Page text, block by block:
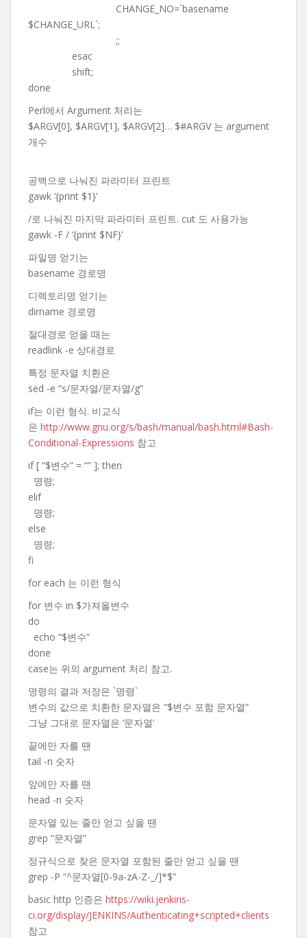
CHANGE_NO=`basename
$CHANGE_URL`;
;;
esac
shift;
done
Perl에서 Argument 처리는
$ARGV[0], $ARGV[1], $ARGV[2]… $#ARGV 는 argument
개수
공백으로 나눠진 파라미터 프린트
gawk ‘{print $1}’
/로 나눠진 마지막 파라미터 프린트. cut 도 사용가능
gawk -F / ‘{print $NF}’
파일명 얻기는
basename 경로명
디렉토리명 얻기는
dirname 경로명
절대경로 얻을 때는
readlink -e 상대경로
특정 문자열 치환은
sed -e “s/문자열/문자열/g”
if는 이런 형식. 비교식
은 http://www.gnu.org/s/bash/manual/bash.html#Bash-
Conditional-Expressions 참고
if [ “$변수” = “” ]; then
명령;
elif
명령;
else
명령;
fi
for each 는 이런 형식
for 변수 in $가져올변수
do
echo “$변수”
done
case는 위의 argument 처리 참고.
명령의 결과 저장은 `명령`
변수의 값으로 치환한 문자열은 “$변수 포함 문자열”
그냥 그대로 문자열은 ‘문자열’
끝에만 자를 땐
tail -n 숫자
앞에만 자를 땐
head -n 숫자
문자열 있는 줄만 얻고 싶을 땐
grep “문자열”
정규식으로 찾은 문자열 포함된 줄만 얻고 싶을 땐
grep -P “^문자열[0-9a-zA-Z-_/]*$”
basic http 인증은 https://wiki.jenkins-
ci.org/display/JENKINS/Authenticating+scripted+clients
참고